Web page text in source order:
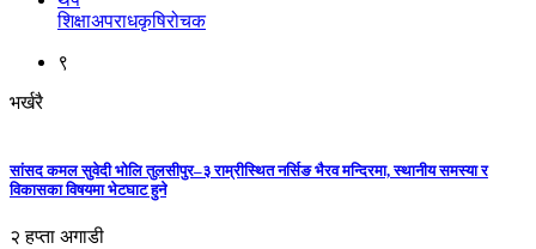
शिक्षाअपराधकृषिरोचक
९
भर्खरै
सांसद कमल सुवेदी भोलि तुलसीपुर–३ राम्रीस्थित नर्सिङ भैरव मन्दिरमा, स्थानीय समस्या र
विकासका विषयमा भेटघाट हुने
२ हप्ता अगाडी